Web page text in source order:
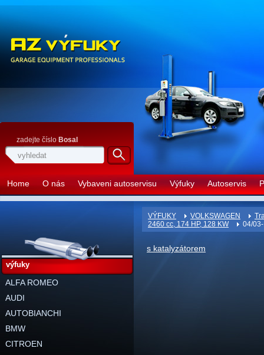
Home O nás Vybaveni autoservisu Výfuky Autoservis
zadejte číslo Bosal
VÝFUKY VOLKSWAGEN
2460 cc, 174 HP, 128 KW
04/
s katalyzátorem
výfuky
ALFA ROMEO
AUDI
AUTOBIANCHI
BMW
CITROEN